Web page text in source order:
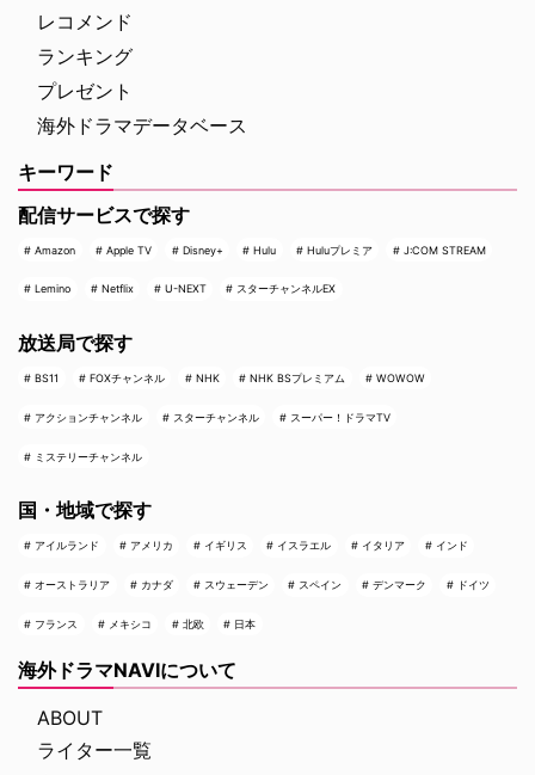
レコメンド
ランキング
プレゼント
海外ドラマデータベース
キーワード
配信サービスで探す
Amazon Apple TV Disney+ Hulu Huluプレミア J:COM STREAM
Lemino Netflix U-NEXT スターチャンネルEX
放送局で探す
BS11 FOXチャンネル NHK NHK BSプレミアム WOWOW
アクションチャンネル スターチャンネル スーパー！ドラマTV
ミステリーチャンネル
国・地域で探す
アイルランド アメリカ イギリス イスラエル イタリア インド
オーストラリア カナダ スウェーデン スペイン デンマーク ドイツ
フランス メキシコ 北欧 日本
海外ドラマNAVIについて
ABOUT
ライター一覧